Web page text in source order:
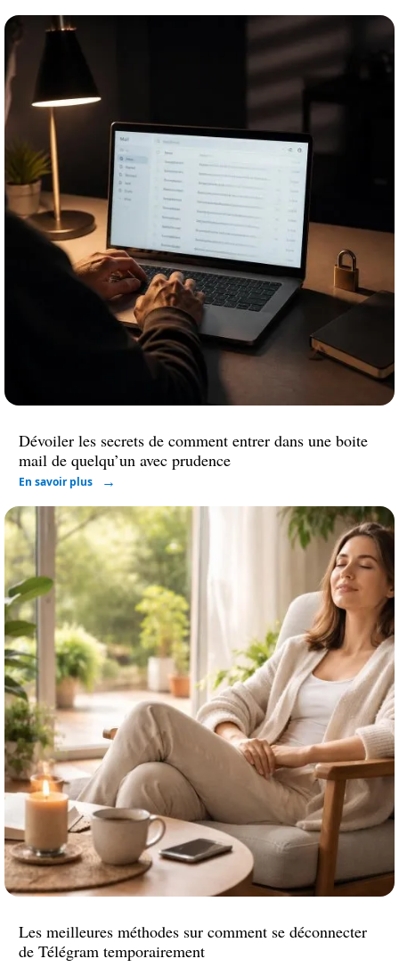
Dévoiler les secrets de comment entrer dans une boite
mail de quelqu’un avec prudence
En savoir plus
Les meilleures méthodes sur comment se déconnecter
de Télégram temporairement